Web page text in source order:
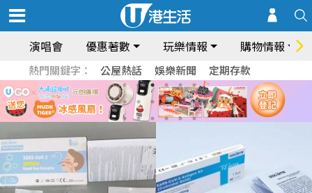
演唱會 優惠著數 玩樂情報 購物情報
熱門關鍵字： 公屋熱話 娛樂新聞 定期存款